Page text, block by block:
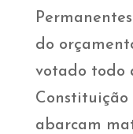
do
votado todo
Constituição
abarcam